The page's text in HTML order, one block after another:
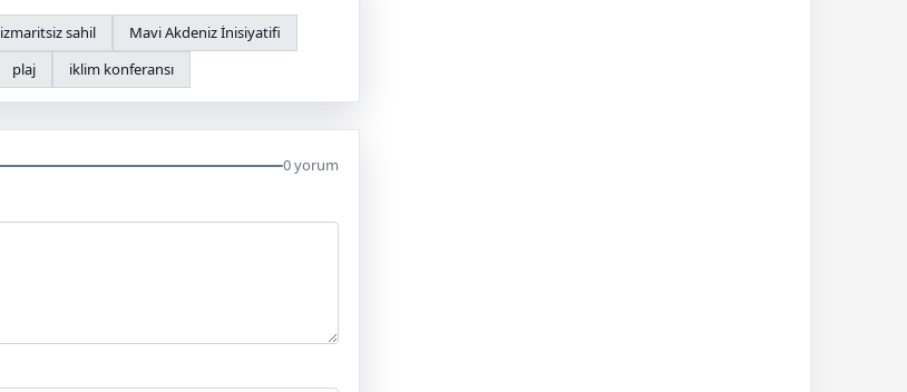
izmaritsiz sahil
Mavi Akdeniz İnisiyatifi
plaj iklim konferansı
0 yorum